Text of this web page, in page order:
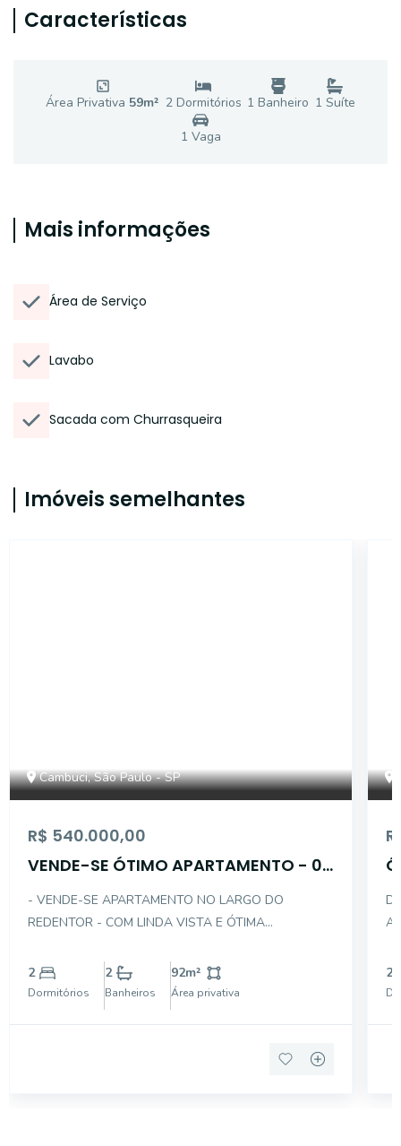
Características
Área Privativa 59m² 2Dormitórios 1 Banheiro 1 Suíte
1 Vaga
Mais informações
Área de Serviço
Lavabo
Sacada com Churrasqueira
Imóveis semelhantes
Cambuci, São Paulo - SP
R$ 540.000,00
VENDE-SE ÓTIMO APARTAMENTO - 02
- VENDE-SE APARTAMENTO NO LARGO DO
REDENTOR - COM LINDA VISTA E ÓTIMA
ACABAMENTO DE ALUMINIO BRANCO NAS PORTAS
E JANELAS - DESCRIÇÃO INTERNA DO IMÓVEL: . 02
DORMITÓRIOS SENDO 01 SUÍTE COM VARANDA .
2
Dormitórios
2
Banheiros
92m²
Área privativa
2